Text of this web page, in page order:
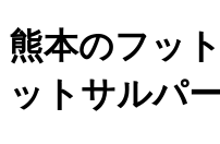
熊本のフッ
ットサルパ